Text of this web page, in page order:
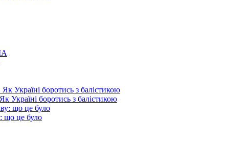
Україні боротись з балістикою
що це було